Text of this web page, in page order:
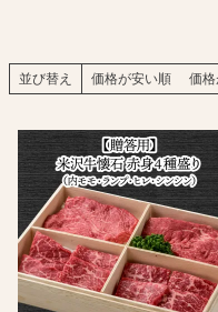
並び替え 価格が安い順 価